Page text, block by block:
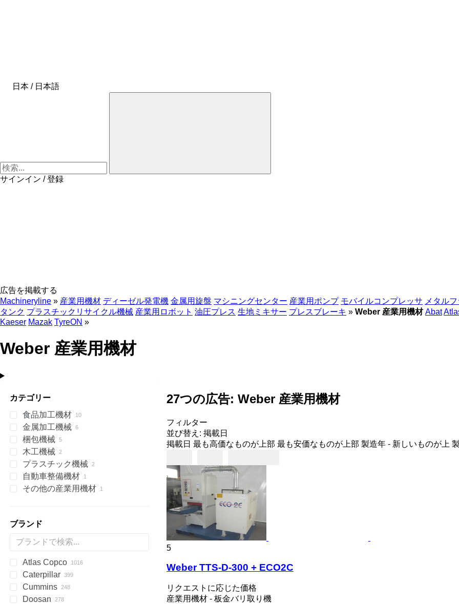
日本 / 日本語
サインイン / 登録
広告を掲載する
Machineryline » 産業用機材 ディーゼル発電機 金属用旋盤 マシニングセンター 産業用ポンプ モバイルコンプレッサ メタル
タンク プラスチックリサイクル機械 産業用ロボット 油圧プレス 生地ミキサー プレスブレーキ » Weber 産業用機材 Abat
Kaeser Mazak TyreON »
Weber 産業用機材
カテゴリー
食品加工機材
金属加工機材
肉スライサー
皮はぎ機
飲料加工設備
コーヒーロースター
冷蔵機材
製氷機
金属加工機械
砥ぎ機
板金バリ取り機
金属用グラインダー
ベルトサンダー
金属プレス
油圧プレス
梱包機械
ラベリングマシン
梱包計量機
マーキング装置
ラベルアプリケーター
木工機械
木工用研磨機
ワイドベルトサンダー
木工用マシニングセンター
プラスチック機械
押出成形機
自動車整備機材
ルブリケーター
その他の産業用機材
ブランド
PDS
APD
AB
Ensis
Pega
VZ
AG3
Atlas Copco
DrillAir
E-Air
GA
QAS
W series
XAS
PDP
E-series
G-series
KG
B-series
BM
BW
GFS
VT
Rover
Skipper
533
PA
Airpure
Britecpure
BySprint Fiber
CK
SR
Caterpillar
120
160
CPS
DZ
FZ
Berlingo
Jumper
C-series
DLT
Cummins
C-series
CMX
DMC
FP
SC
DCA
BF
D-series
Doosan
27つの広告: Weber 産業用機材
フィルター
並び替え : 掲載日
掲載日 最も高価なものが上部 最も安価なものが上部 製造年 - 新しいものが上
5
Weber TTS-D-300 + ECO2C
リクエストに応じた価格
産業用機材 - 板金バリ取り機